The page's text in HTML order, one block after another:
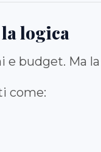
la logica
budget. Ma
come: